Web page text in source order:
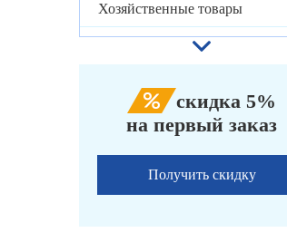
Хозяйственные товары
скидка 5%
на первый заказ
Получить скидку